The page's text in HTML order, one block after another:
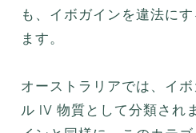
も、イボガインを違法に
ます。
オーストラリアでは、イ
ル IV 物質として分類され